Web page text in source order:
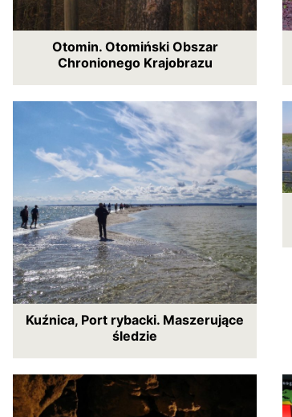
Otomin. Otomiński Obszar
Chronionego Krajobrazu
Kuźnica, Port rybacki. Maszerujące
śledzie